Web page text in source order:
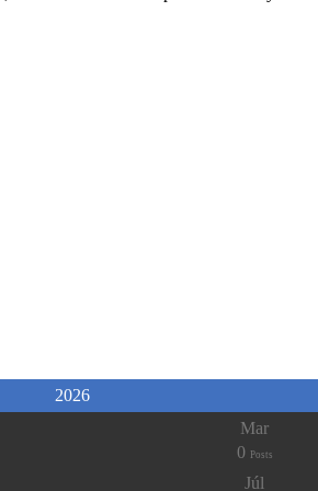
2026
Mar
0
Posts
Júl